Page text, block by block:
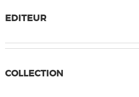
EDITEUR
COLLECTION